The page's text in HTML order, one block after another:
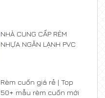
NHÀ CUNG CẤP RÈM
NHỰA NGĂN LẠNH PVC
Rèm cuốn giá rẻ | Top
50+ mẫu rèm cuốn mới